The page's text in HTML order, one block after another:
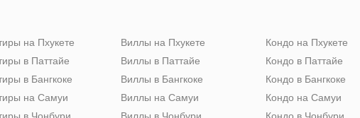
на Пхукете
в Паттайе
в Бангкоке
на Самуи
Виллы на Пхукете
Виллы в Паттайе
Виллы в Бангкоке
Виллы на Самуи
Кондо на Пхукете
Кондо в Паттайе
Кондо в Бангкоке
Кондо на Самуи